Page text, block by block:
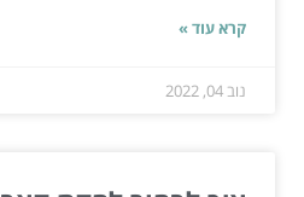
קרא עוד »
נוב 04, 2022